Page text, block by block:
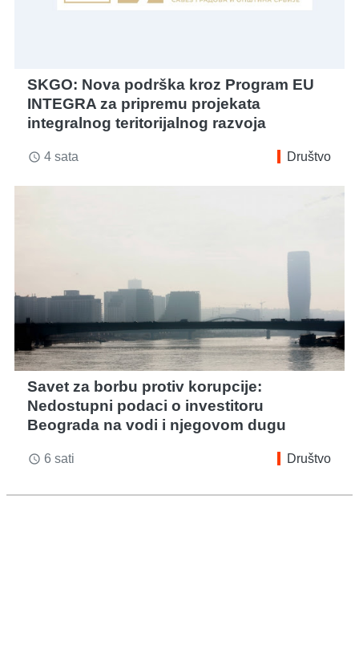
SKGO: Nova podrška kroz Program EU
INTEGRA za pripremu projekata
integralnog teritorijalnog razvoja
access_time 4 sata Društvo
Savet za borbu protiv korupcije:
Nedostupni podaci o investitoru
Beograda na vodi i njegovom dugu
access_time 6 sati Društvo